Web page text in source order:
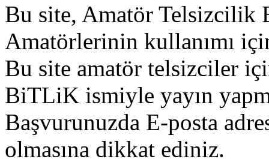
Bu site, Amatör Telsizcilik
Amatörlerinin kullanımı
Bu site amatör telsizciler
BiTLiK ismiyle yayın
Başvurunuzda E-posta
olmasına dikkat ediniz.